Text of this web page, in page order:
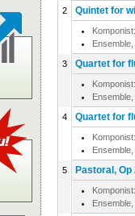
2 Quintet for
3 Quartet for
4 Quartet for
5 Pastoral, Op